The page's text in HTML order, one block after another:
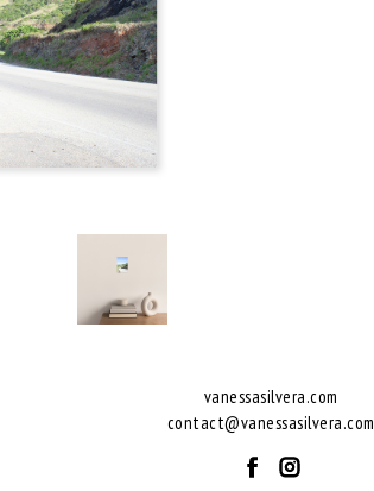
vanessasilvera.com
contact@vanessasilvera.com